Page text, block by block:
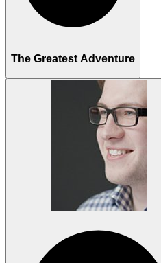
The Greatest Adventure